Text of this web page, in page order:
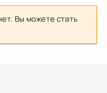
Вы можете стать